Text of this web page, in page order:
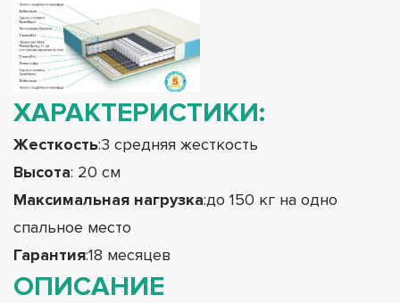
ХАРАКТЕРИСТИКИ:
Жесткость:3 средняя жесткость
Высота: 20 см
Максимальная нагрузка:до 150 кг на одно
спальное место
Гарантия:18 месяцев
ОПИСАНИЕ